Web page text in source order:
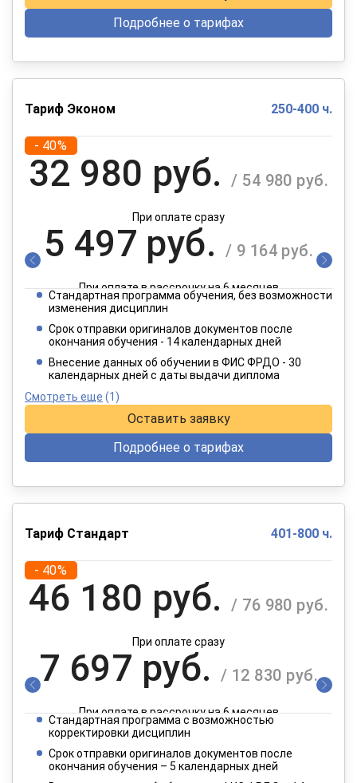
Подробнее о тарифах
Тариф Эконом 250-400 ч.
- 40%
32 980 руб. / 54 980 руб.
При оплате сразу
5 497 руб. / 9 164 руб.
При оплате в рассрочку на 6 месяцев
2 749 руб.
При оплате в рассрочку на 12 месяцев
Стандартная программа обучения, без возможности
изменения дисциплин
Срок отправки оригиналов документов после
окончания обучения - 14 календарных дней
Внесение данных об обучении в ФИС ФРДО - 30
календарных дней с даты выдачи диплома
Смотреть еще (1)
Оставить заявку
Подробнее о тарифах
Тариф Стандарт 401-800 ч.
- 40%
46 180 руб. / 76 980 руб.
При оплате сразу
7 697 руб. / 12 830 руб.
При оплате в рассрочку на 6 месяцев
3 849 руб.
Стандартная программа с возможностью
корректировки дисциплин
Срок отправки оригиналов документов после
окончания обучения – 5 календарных дней